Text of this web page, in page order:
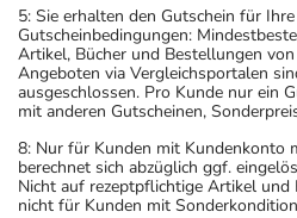
5: Sie erhalten den Gutschein für
Gutscheinbedingungen:
Artikel, Bücher und Bestellungen
Angeboten via Vergleichsportalen
ausgeschlossen. Pro Kunde nur ein
mit anderen Gutscheinen,
8: Nur für Kunden mit Kundenkonto
berechnet sich abzüglich ggf.
Nicht auf rezeptpflichtige Artikel
nicht für Kunden mit